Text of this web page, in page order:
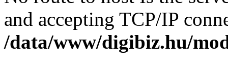
and accepting TCP/IP
/data/www/digibiz.hu/